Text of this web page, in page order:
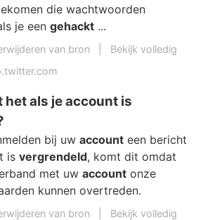
die wachtwoorden
je een gehackt ...
van bron
Bekijk volledig
het als je account is
bij uw account een bericht
is vergrendeld, komt dit omdat
met uw account onze
kunnen overtreden.
van bron
Bekijk volledig